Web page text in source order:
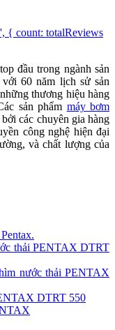
{ count: totalReviews
đầu trong ngành sản
60 năm lịch sử sản
thương hiệu hàng
sản phẩm máy bơm
các chuyên gia hàng
công nghệ hiện đại
và chất lượng của
thải PENTAX DTRT
nước thải PENTAX
DTRT 550